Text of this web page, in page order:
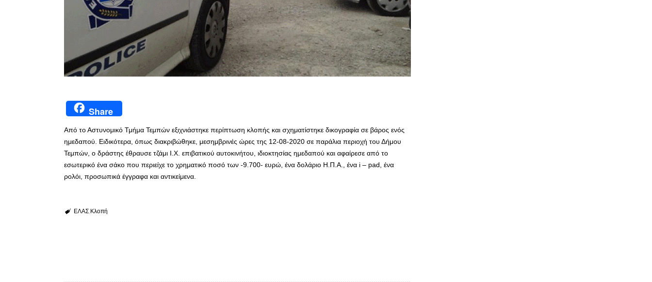
Share
Από το Αστυνομικό Τμήμα Τεμπών εξιχνιάστηκε περίπτωση κλοπής και σχηματίστηκε δικογραφία σε βάρος ενός
ημεδαπού. Ειδικότερα, όπως διακριβώθηκε, μεσημβρινές ώρες της 12-08-2020 σε παράλια περιοχή του Δήμου
Τεμπών, ο δράστης έθραυσε τζάμι Ι.Χ. επιβατικού αυτοκινήτου, ιδιοκτησίας ημεδαπού και αφαίρεσε από το
εσωτερικό ένα σάκο που περιείχε το χρηματικό ποσό των -9.700- ευρώ, ένα δολάριο Η.Π.Α., ένα i – pad, ένα
ρολόι, προσωπικά έγγραφα και αντικείμενα.
ΕΛΑΣ Κλοπή